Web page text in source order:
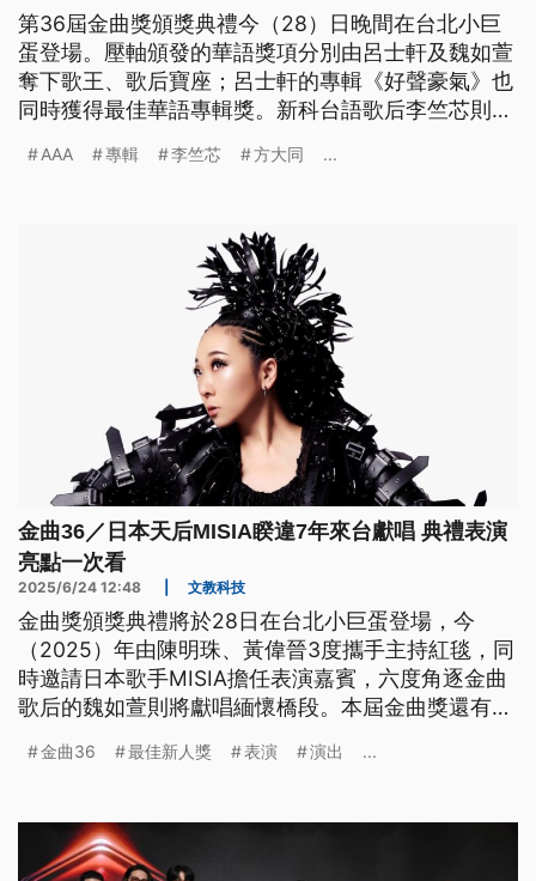
第36屆金曲獎頒獎典禮今（28）日晚間在台北小巨
蛋登場。壓軸頒發的華語獎項分別由呂士軒及魏如萱
奪下歌王、歌后寶座；呂士軒的專輯《好聲豪氣》也
同時獲得最佳華語專輯獎。新科台語歌后李竺芯則同
今晚最大贏家。
AAA 專輯 李竺芯 方大同 ...
金曲36／日本天后MISIA睽違7年來台獻唱 典禮表演
亮點一次看
2025/6/24 12:48 文教科技
金曲獎頒獎典禮將於28日在台北小巨蛋登場，今
（2025）年由陳明珠、黃偉晉3度攜手主持紅毯，同
時邀請日本歌手MISIA擔任表演嘉賓，六度角逐金曲
歌后的魏如萱則將獻唱緬懷橋段。本屆金曲獎還有哪
亮點。
金曲36 最佳新人獎 表演 演出 ...